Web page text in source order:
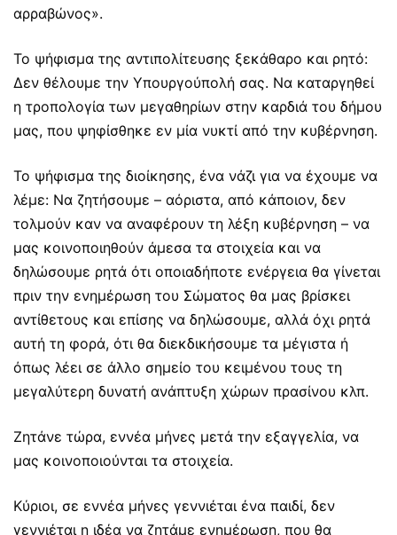
αρραβώνος».
Το ψήφισμα της αντιπολίτευσης ξεκάθαρο και ρητό:
Δεν θέλουμε την Υπουργούπολή σας. Να καταργηθεί
η τροπολογία των μεγαθηρίων στην καρδιά του δήμου
μας, που ψηφίσθηκε εν μία νυκτί από την κυβέρνηση.
Το ψήφισμα της διοίκησης, ένα νάζι για να έχουμε να
λέμε: Να ζητήσουμε – αόριστα, από κάποιον, δεν
τολμούν καν να αναφέρουν τη λέξη κυβέρνηση – να
μας κοινοποιηθούν άμεσα τα στοιχεία και να
δηλώσουμε ρητά ότι οποιαδήποτε ενέργεια θα γίνεται
πριν την ενημέρωση του Σώματος θα μας βρίσκει
αντίθετους και επίσης να δηλώσουμε, αλλά όχι ρητά
αυτή τη φορά, ότι θα διεκδικήσουμε τα μέγιστα ή
όπως λέει σε άλλο σημείο του κειμένου τους τη
μεγαλύτερη δυνατή ανάπτυξη χώρων πρασίνου κλπ.
Ζητάνε τώρα, εννέα μήνες μετά την εξαγγελία, να
μας κοινοποιούνται τα στοιχεία.
Κύριοι, σε εννέα μήνες γεννιέται ένα παιδί, δεν
γεννιέται η ιδέα να ζητάμε ενημέρωση, που θα